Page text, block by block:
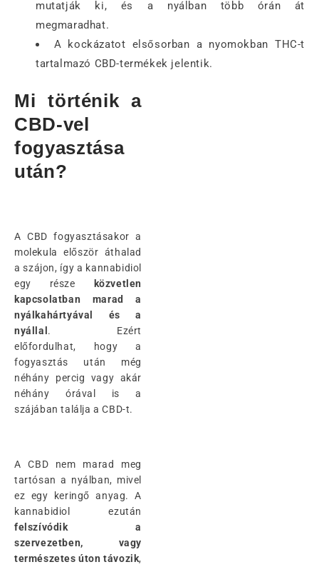
mutatják ki, és a nyálban több órán át
megmaradhat.
A kockázatot elsősorban a nyomokban THC-t
tartalmazó CBD-termékek jelentik.
Mi történik a
CBD-vel
fogyasztása
után?
A CBD fogyasztásakor a
molekula először áthalad
a szájon, így a kannabidiol
egy része közvetlen
kapcsolatban marad a
nyálkahártyával és a
nyállal. Ezért
előfordulhat, hogy a
fogyasztás után még
néhány percig vagy akár
néhány órával is a
szájában találja a CBD-t.
A CBD nem marad meg
tartósan a nyálban, mivel
ez egy keringő anyag. A
kannabidiol ezután
felszívódik a
szervezetben, vagy
természetes úton távozik,